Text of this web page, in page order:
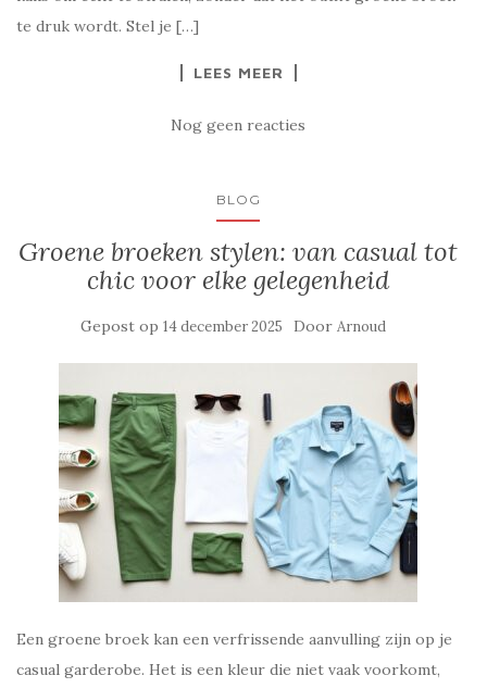
te druk wordt. Stel je […]
LEES MEER
Nog geen reacties
BLOG
Groene broeken stylen: van casual tot
chic voor elke gelegenheid
Gepost op 14 december 2025 Door Arnoud
Een groene broek kan een verfrissende aanvulling zijn op je
casual garderobe. Het is een kleur die niet vaak voorkomt,